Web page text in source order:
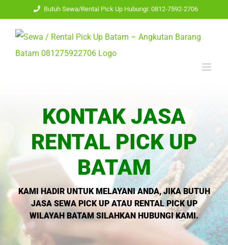
content
Butuh Sewa/Rental Pick Up Hubungi: 0812-7592-2706
KONTAK JASA
RENTAL PICK UP
BATAM
KAMI HADIR UNTUK MELAYANI ANDA, JIKA BUTUH
JASA SEWA PICK UP ATAU RENTAL PICK UP
WILAYAH BATAM SILAHKAN HUBUNGI KAMI.